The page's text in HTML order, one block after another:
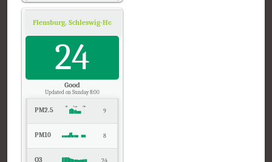
Pressure
Flensburg, Schleswig-Holstein
24
Good
Updated on Sunday 8:00
PM2.5 9
PM10 8
O3